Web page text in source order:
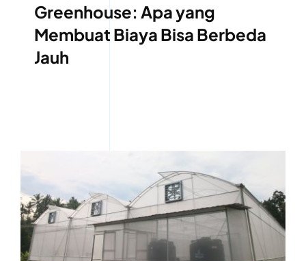
Greenhouse: Apa yang
Membuat Biaya Bisa Berbeda
Jauh